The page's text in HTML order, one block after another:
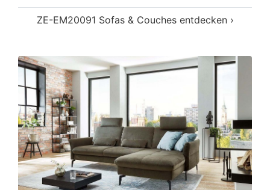
ZE-EM20091 Sofas & Couches entdecken ›